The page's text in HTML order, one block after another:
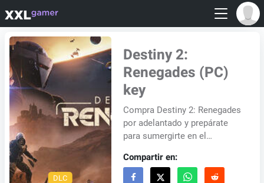
DLC
Destiny 2:
Renegades (PC)
key
Compra Destiny 2: Renegades
por adelantado y prepárate
para sumergirte en el
Sol, donde el riesgo es
máximo y la distinci...
Compartir en: